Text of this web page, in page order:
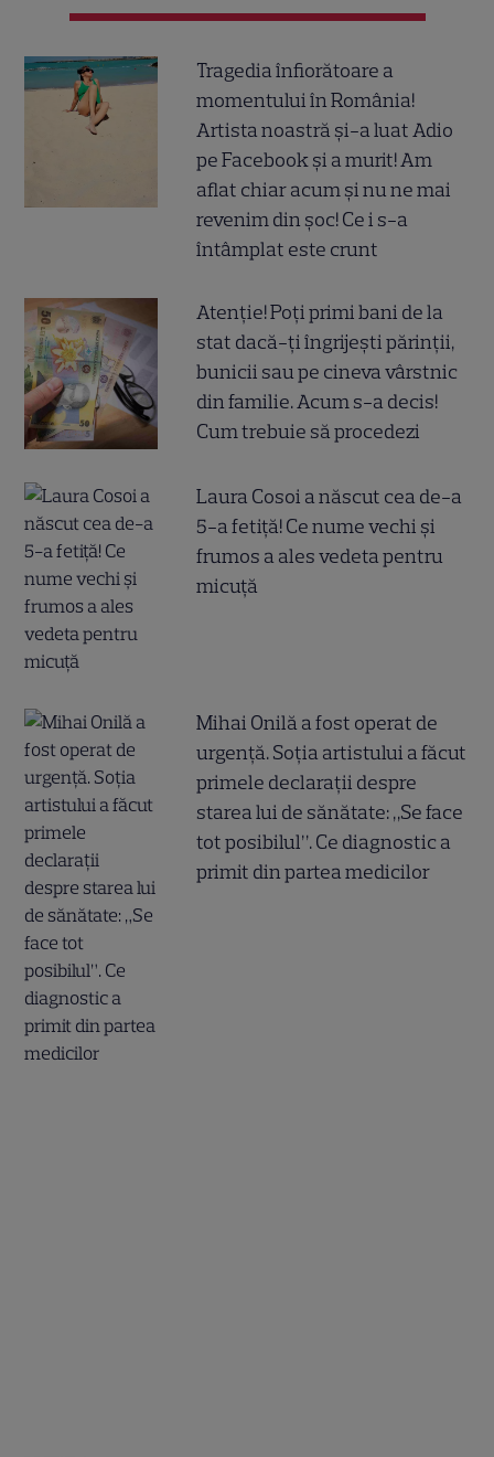
Tragedia înfiorătoare a
momentului în România!
Artista noastră și-a luat Adio
pe Facebook și a murit! Am
aflat chiar acum și nu ne mai
revenim din șoc! Ce i s-a
întâmplat este crunt
Atenție! Poți primi bani de la
stat dacă-ți îngrijești părinții,
bunicii sau pe cineva vârstnic
din familie. Acum s-a decis!
Cum trebuie să procedezi
Laura Cosoi a născut cea de-a
5-a fetiță! Ce nume vechi și
frumos a ales vedeta pentru
micuță
Mihai Onilă a fost operat de
urgență. Soția artistului a făcut
primele declarații despre
starea lui de sănătate: „Se face
tot posibilul”. Ce diagnostic a
primit din partea medicilor